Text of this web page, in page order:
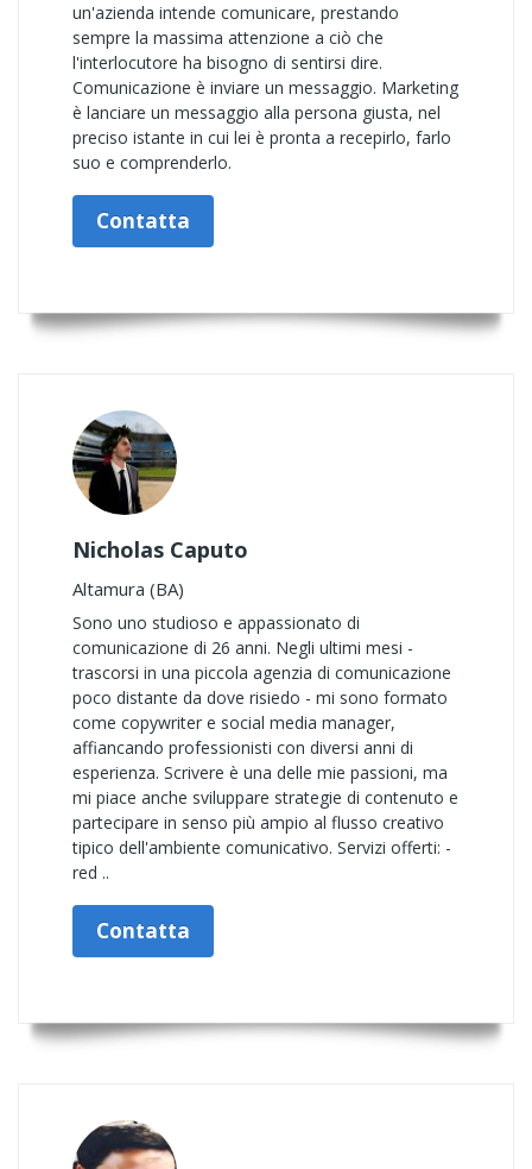
un'azienda intende comunicare, prestando
sempre la massima attenzione a ciò che
l'interlocutore ha bisogno di sentirsi dire.
Comunicazione è inviare un messaggio. Marketing
è lanciare un messaggio alla persona giusta, nel
preciso istante in cui lei è pronta a recepirlo, farlo
suo e comprenderlo.
Contatta
Nicholas Caputo
Altamura (BA)
Sono uno studioso e appassionato di
comunicazione di 26 anni. Negli ultimi mesi -
trascorsi in una piccola agenzia di comunicazione
poco distante da dove risiedo - mi sono formato
come copywriter e social media manager,
affiancando professionisti con diversi anni di
esperienza. Scrivere è una delle mie passioni, ma
mi piace anche sviluppare strategie di contenuto e
partecipare in senso più ampio al flusso creativo
tipico dell'ambiente comunicativo. Servizi offerti: -
red ..
Contatta